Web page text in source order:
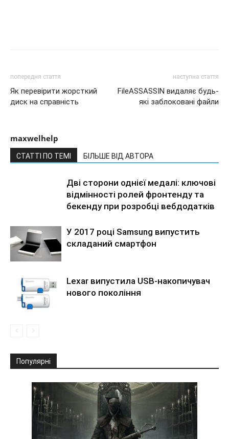
попередня стаття
Як перевірити жорсткий
диск на справність
наступна стаття
FileASSASSIN видаляє будь-
які заблоковані файли
maxwelhelp
СТАТТІ ПО ТЕМІ БІЛЬШЕ ВІД АВТОРА
Дві сторони однієї медалі: ключові
відмінності ролей фронтенду та
бекенду при розробці вебдодатків
У 2017 році Samsung випустить
складаний смартфон
Lexar випустила USB-накопичувач
нового покоління
Популярні